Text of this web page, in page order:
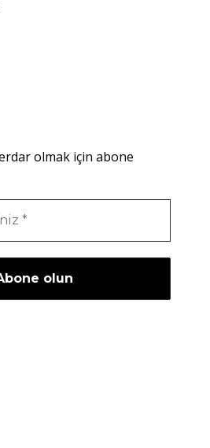
olmak için abone